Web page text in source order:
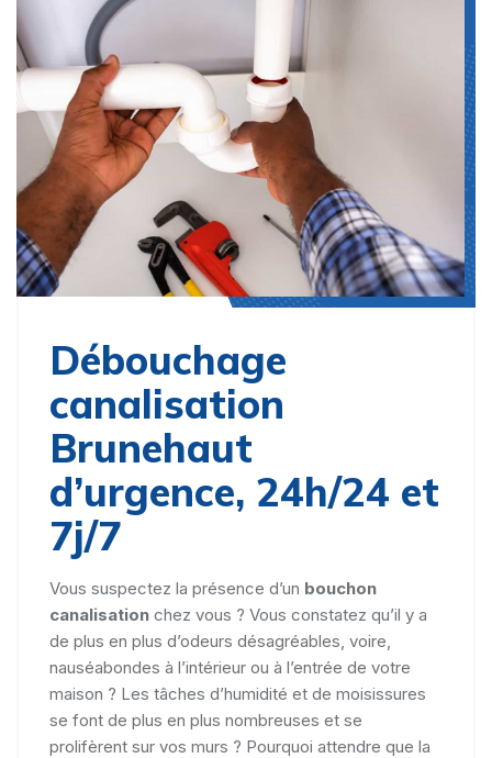
Débouchage
canalisation
Brunehaut
d’urgence, 24h/24 et
7j/7
Vous suspectez la présence d’un bouchon
canalisation chez vous ? Vous constatez qu’il y a
de plus en plus d’odeurs désagréables, voire,
nauséabondes à l’intérieur ou à l’entrée de votre
maison ? Les tâches d’humidité et de moisissures
se font de plus en plus nombreuses et se
prolifèrent sur vos murs ? Pourquoi attendre que la